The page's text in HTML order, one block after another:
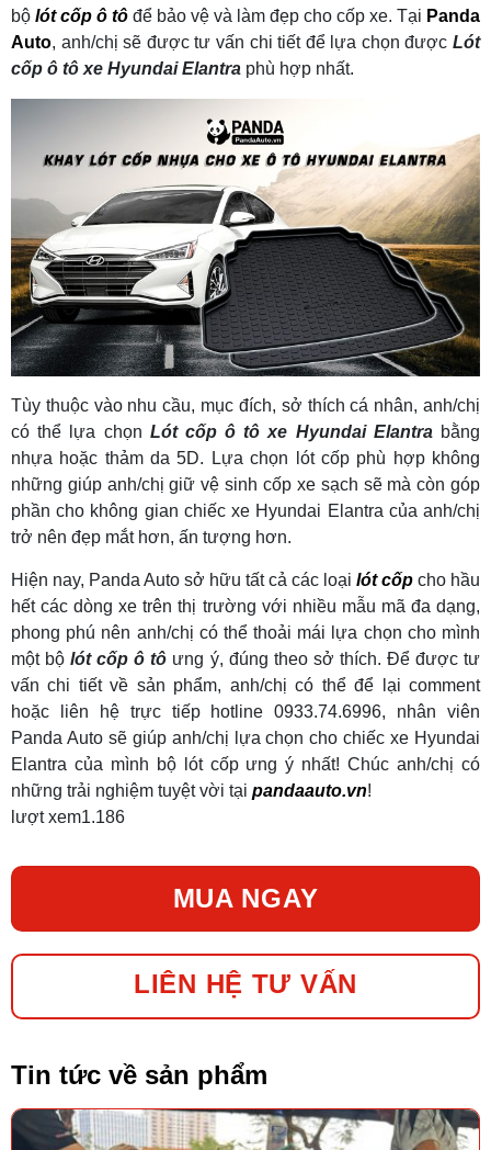
bộ lót cốp ô tô để bảo vệ và làm đẹp cho cốp xe. Tại Panda
Auto, anh/chị sẽ được tư vấn chi tiết để lựa chọn được Lót
cốp ô tô xe Hyundai Elantra phù hợp nhất.
Tùy thuộc vào nhu cầu, mục đích, sở thích cá nhân, anh/chị
có thể lựa chọn Lót cốp ô tô xe Hyundai Elantrabằng
nhựa hoặc thảm da 5D. Lựa chọn lót cốp phù hợp không
những giúp anh/chị giữ vệ sinh cốp xe sạch sẽ mà còn góp
phần cho không gian chiếc xe Hyundai Elantra của anh/chị
trở nên đẹp mắt hơn, ấn tượng hơn.
Hiện nay, Panda Auto sở hữu tất cả các loại lót cốp cho hầu
hết các dòng xe trên thị trường với nhiều mẫu mã đa dạng,
phong phú nên anh/chị có thể thoải mái lựa chọn cho mình
một bộ lót cốp ô tô ưng ý, đúng theo sở thích. Để được tư
vấn chi tiết về sản phẩm, anh/chị có thể để lại comment
hoặc liên hệ trực tiếp hotline 0933.74.6996, nhân viên
Panda Auto sẽ giúp anh/chị lựa chọn cho chiếc xe Hyundai
Elantra của mình bộ lót cốp ưng ý nhất! Chúc anh/chị có
những trải nghiệm tuyệt vời tại pandaauto.vn!
lượt xem1.186
MUA NGAY
LIÊN HỆ TƯ VẤN
Tin tức về sản phẩm